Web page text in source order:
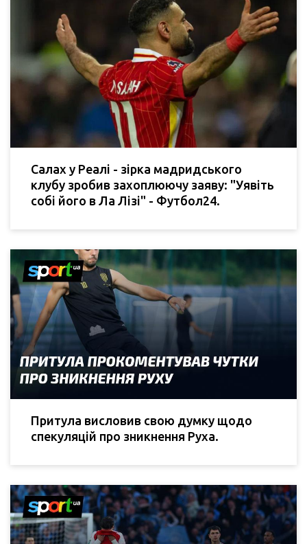
Салах у Реалі - зірка мадридського
клубу зробив захоплюючу заяву: "Уявіть
собі його в Ла Лізі" - Футбол24.
Притула висловив свою думку щодо
спекуляцій про зникнення Руха.